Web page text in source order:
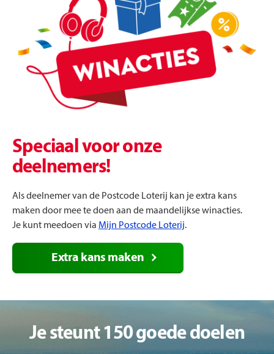
Speciaal voor onze
deelnemers!
Als deelnemer van de Postcode Loterij kan je extra kans
maken door mee te doen aan de maandelijkse winacties.
Je kunt meedoen via Mijn Postcode Loterij.
Extra kans maken
Je steunt 150 goede doelen